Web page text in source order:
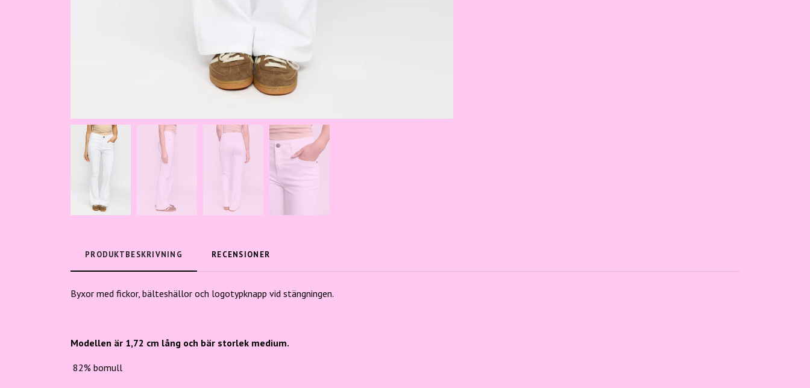
PRODUKTBESKRIVNING RECENSIONER
Byxor med fickor, bälteshällor och logotypknapp vid stängningen.
Modellen är 1,72 cm lång och bär storlek medium.
82% bomull